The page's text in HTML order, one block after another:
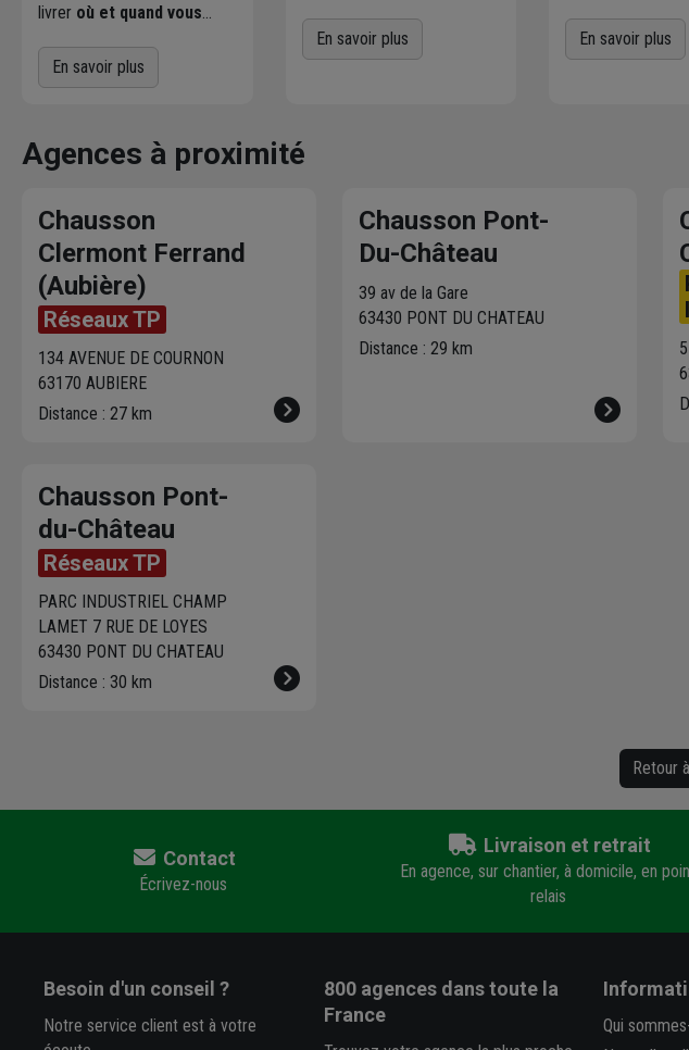
livrer où et quand vous
qui effectue la livraison vous
contacte pour fixer le
livraison. Bonus : Nous livrons
jusqu'au 7ème étage.
En savoir plus
produits disponibles dans
votre agence sur
En savoir plus
l'agence
proximitéde
En savoir plus
Agences à proximité
Chausson
Clermont Ferrand
(Aubière)
Réseaux TP
134 AVENUE DE COURNON
63170 AUBIERE
Distance : 27 km
Chausson Pont-
Du-Château
39 av de la Gare
63430 PONT DU CHATEAU
Distance : 29 km
Chausson Pont-
du-Château
Réseaux TP
PARC INDUSTRIEL CHAMP
LAMET 7 RUE DE LOYES
63430 PONT DU CHATEAU
Distance : 30 km
Retour
Contact
Écrivez-nous
Livraison et retrait
En agence, sur chantier, à domicile, en
relais
Besoin d'un conseil ?
Notre service client est à votre
800 agencesdans toute la
France
Qui